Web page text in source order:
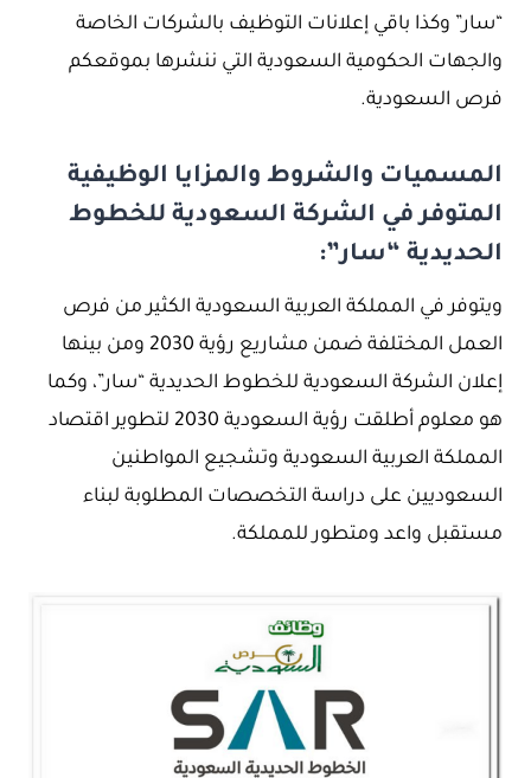
“سار” وكذا باقي إعلانات التوظيف بالشركات الخاصة
والجهات الحكومية السعودية التي ننشرها بموقعكم
فرص السعودية.
المسميات والشروط والمزايا الوظيفية
المتوفر في الشركة السعودية للخطوط
الحديدية “سار”:
ويتوفر في المملكة العربية السعودية الكثير من فرص
العمل المختلفة ضمن مشاريع رؤية 2030 ومن بينها
إعلان الشركة السعودية للخطوط الحديدية “سار”، وكما
هو معلوم أطلقت رؤية السعودية 2030 لتطوير اقتصاد
المملكة العربية السعودية وتشجيع المواطنين
السعوديين على دراسة التخصصات المطلوبة لبناء
مستقبل واعد ومتطور للمملكة.